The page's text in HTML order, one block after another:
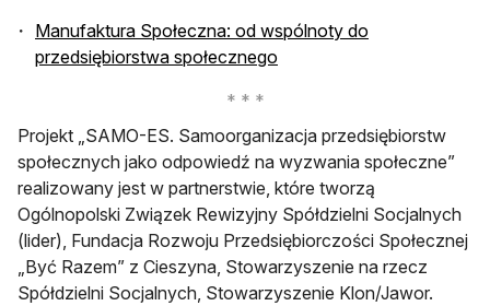
Manufaktura Społeczna: od wspólnoty do
przedsiębiorstwa społecznego
Projekt „SAMO-ES. Samoorganizacja przedsiębiorstw
społecznych jako odpowiedź na wyzwania społeczne”
realizowany jest w partnerstwie, które tworzą
Ogólnopolski Związek Rewizyjny Spółdzielni Socjalnych
(lider), Fundacja Rozwoju Przedsiębiorczości Społecznej
„Być Razem” z Cieszyna, Stowarzyszenie na rzecz
Spółdzielni Socjalnych, Stowarzyszenie Klon/Jawor.